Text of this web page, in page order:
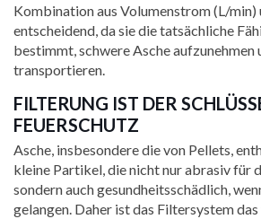
Kombination aus Volumenstrom (L/min)
entscheidend, da sie die tatsächliche
bestimmt, schwere Asche aufzunehmen
transportieren.
FILTERUNG IST DER
FEUERSCHUTZ
Asche, insbesondere die von Pellets,
kleine Partikel, die nicht nur abrasiv für
sondern auch gesundheitsschädlich,
gelangen. Daher ist das Filtersystem